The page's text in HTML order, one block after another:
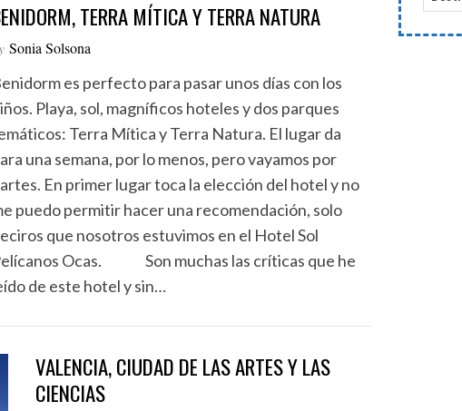
TERRA MÍTICA Y TERRA NATURA
Sonia Solsona
es perfecto para pasar unos días con los
Playa, sol, magníficos hoteles y dos parques
Terra Mítica y Terra Natura. El lugar da
una semana, por lo menos, pero vayamos por
En primer lugar toca la elección del hotel y no
puedo permitir hacer una recomendación, solo
que nosotros estuvimos en el Hotel Sol
Ocas. Son muchas las críticas que he
de este hotel y sin…
VALENCIA, CIUDAD DE LAS ARTES Y LAS
CIENCIAS
a
t